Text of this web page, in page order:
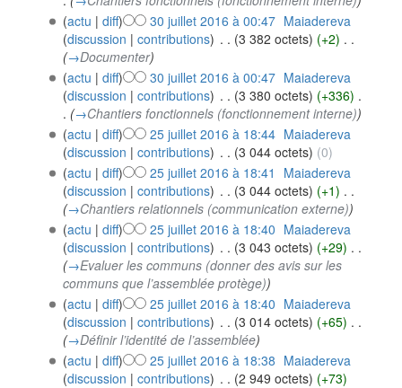
(actu | diff) 30 juillet 2016 à 00:47‎ Maiadereva
(discussion | contributions) . . (3 382 octets) (+2) . .
(→Documenter)
(actu | diff) 30 juillet 2016 à 00:47‎ Maiadereva
(discussion | contributions) . . (3 380 octets) (+336) .
. (→Chantiers fonctionnels (fonctionnement interne))
(actu | diff) 25 juillet 2016 à 18:44‎ Maiadereva
(discussion | contributions) . . (3 044 octets) (0)
(actu | diff) 25 juillet 2016 à 18:41
Maiadereva
(discussion | contributions) . . (3 044 octets) (+1) . .
(→Chantiers relationnels (communication externe))
(actu | diff) 25 juillet 2016 à 18:40 Maiadereva
(discussion | contributions) . . (3 043 octets) (+29) . .
(→Evaluer les communs (donner des avis sur les
communs que l’assemblée protège))
(actu | diff) 25 juillet 2016 à 18:40 Maiadereva
(discussion | contributions) . . (3 014 octets) (+65) . .
(→Définir l’identité de l’assemblée)
(actu | diff) 25 juillet 2016 à 18:38 Maiadereva
(discussion | contributions) . . (2 949 octets) (+73)